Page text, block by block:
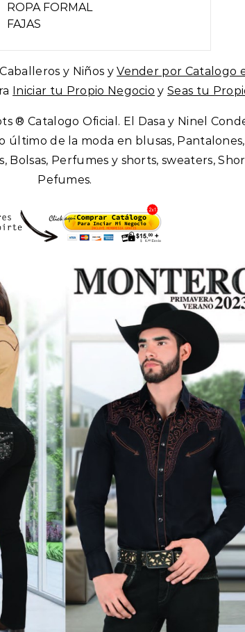
ROPA FORMAL
FAJAS
y Niños yVender por Catalogo
Iniciar tu Propio Negocio ySeas tu
® Catalogo Oficial. El Dasa y Ninel
último de la moda en blusas, Pantalones,
Bolsas, Perfumes y shorts, sweaters,
Pefumes.